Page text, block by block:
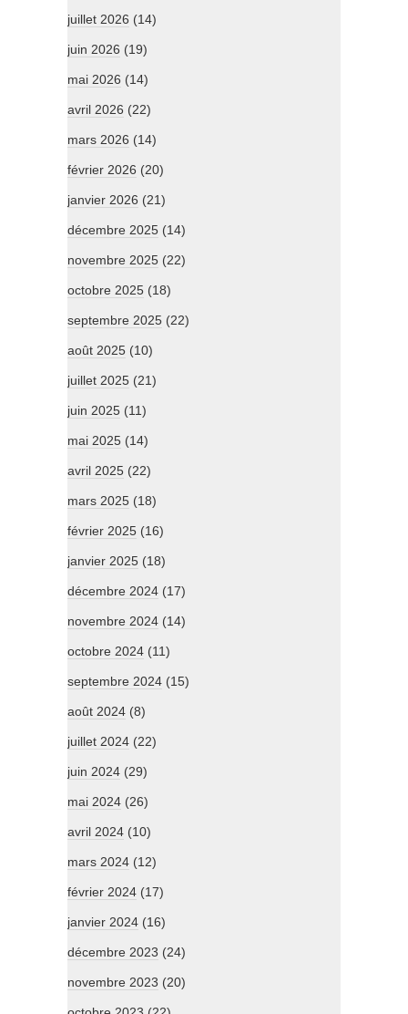
juillet 2026 (14)
juin 2026 (19)
mai 2026 (14)
avril 2026 (22)
mars 2026 (14)
février 2026 (20)
janvier 2026 (21)
décembre 2025 (14)
novembre 2025 (22)
octobre 2025 (18)
septembre 2025 (22)
août 2025 (10)
juillet 2025 (21)
juin 2025 (11)
mai 2025 (14)
avril 2025 (22)
mars 2025 (18)
février 2025 (16)
janvier 2025 (18)
décembre 2024 (17)
novembre 2024 (14)
octobre 2024 (11)
septembre 2024 (15)
août 2024 (8)
juillet 2024 (22)
juin 2024 (29)
mai 2024 (26)
avril 2024 (10)
mars 2024 (12)
février 2024 (17)
janvier 2024 (16)
décembre 2023 (24)
novembre 2023 (20)